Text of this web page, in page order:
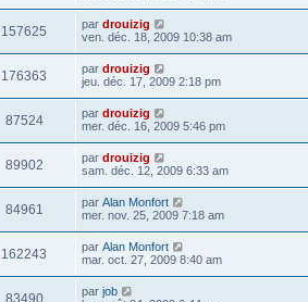
157625 par drouizig
ven. déc. 18, 2009 10:38 am
176363 par drouizig
jeu. déc. 17, 2009 2:18 pm
87524 par drouizig
mer. déc. 16, 2009 5:46 pm
89902 par drouizig
sam. déc. 12, 2009 6:33 am
84961 par Alan Monfort
mer. nov. 25, 2009 7:18 am
162243 par Alan Monfort
mar. oct. 27, 2009 8:40 am
83490 par job